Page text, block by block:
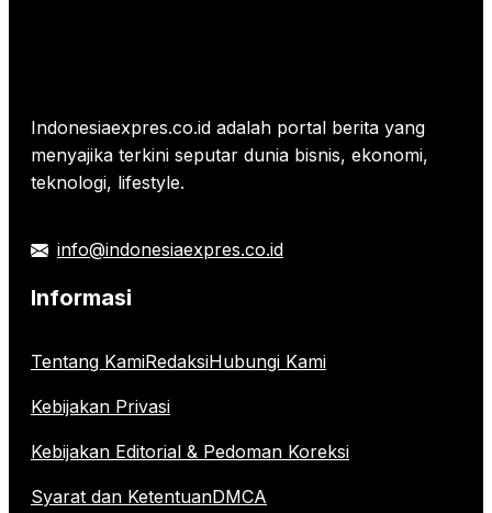
Indonesiaexpres.co.id adalah portal berita yang
menyajika terkini seputar dunia bisnis, ekonomi,
teknologi, lifestyle.
info@indonesiaexpres.co.id
Informasi
Tentang KamiRedaksiHubungi Kami
Kebijakan Privasi
Kebijakan Editorial & Pedoman Koreksi
Syarat dan KetentuanDMCA